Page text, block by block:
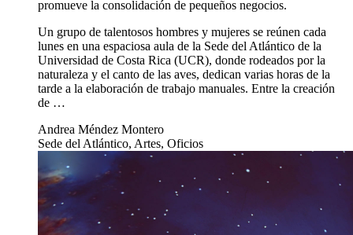
promueve la consolidación de pequeños negocios.
Un grupo de talentosos hombres y mujeres se reúnen cada
lunes en una espaciosa aula de la Sede del Atlántico de la
Universidad de Costa Rica (UCR), donde rodeados por la
naturaleza y el canto de las aves, dedican varias horas de la
tarde a la elaboración de trabajo manuales. Entre la creación
de …
Andrea Méndez Montero
Sede del Atlántico, Artes, Oficios